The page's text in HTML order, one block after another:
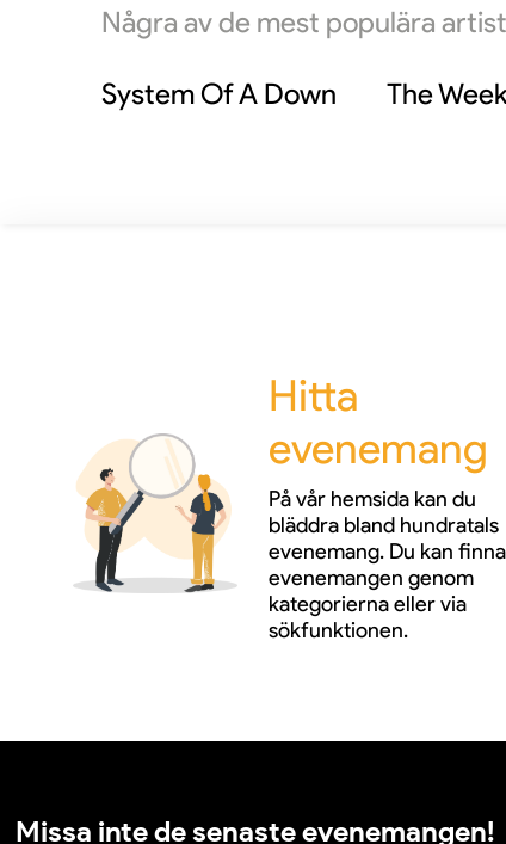
Några av de mest populära
System Of A Down The
Hitta
evenemang
På vår hemsida kan du
bläddra bland hundratals
evenemang. Du kan finna
evenemangen genom
kategorierna eller via
sökfunktionen.
Missa inte de senaste evenemangen!